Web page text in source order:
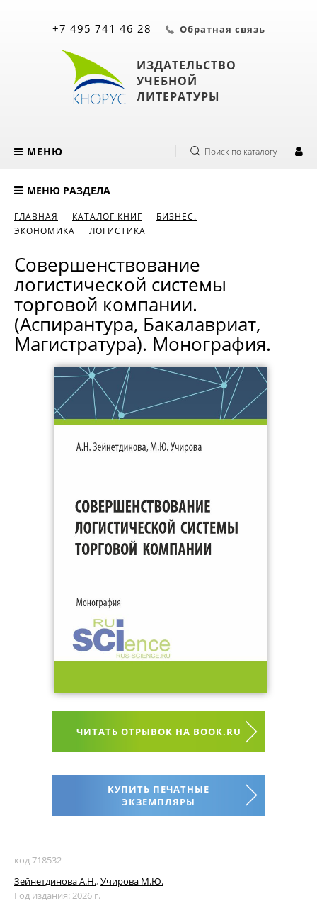
ИЗДАТЕЛЬСТВО
УЧЕБНОЙ
ЛИТЕРАТУРЫ
+7 495 741 46 28 Обратная связь
МЕНЮ Поиск по каталогу
МЕНЮ РАЗДЕЛА
ГЛАВНАЯ КАТАЛОГ КНИГ
БИЗНЕС.
ЭКОНОМИКА
ЛОГИСТИКА
Совершенствование
логистической системы
торговой компании.
(Аспирантура, Бакалавриат,
Магистратура). Монография.
ЧИТАТЬ ОТРЫВОК НА BOOK.RU
КУПИТЬ ПЕЧАТНЫЕ
ЭКЗЕМПЛЯРЫ
код 718532
Зейнетдинова А.Н., Учирова М.Ю.
Год издания: 2026 г.